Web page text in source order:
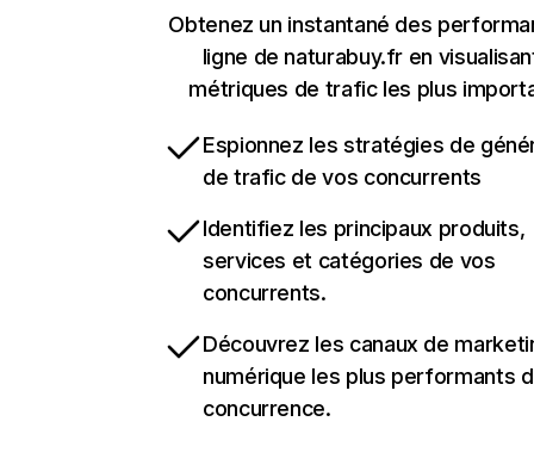
Obtenez un instantané des
ligne de naturabuy.fr en
métriques de trafic les plus
Espionnez les stratégies de
de trafic de vos concurrents
Identifiez les principaux produits,
services et catégories de vos
concurrents.
Découvrez les canaux de
numérique les plus performants
concurrence.